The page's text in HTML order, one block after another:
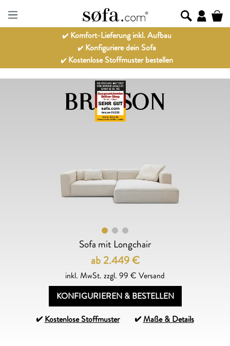
Komfort-Lieferung inkl. Aufbau
Konfiguriere dein Sofa
Kostenlose Stoffmuster bestellen
BRIKSON
Sofa mit Longchair
ab 2.449€
inkl. MwSt. zzgl. 99 € Versand
KONFIGURIEREN & BESTELLEN
Kostenlose Stoffmuster
Maße & Details